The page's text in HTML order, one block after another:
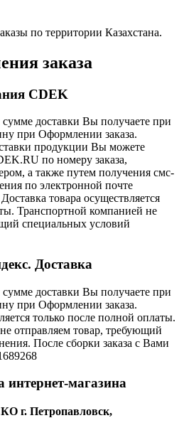
по территории Казахстана.
заказа
CDEK
доставки Вы получаете при
при Оформлении заказа.
продукции Вы можете
по номеру заказа,
а также путем получения смс-
по электронной почте
товара осуществляется
Транспортной компанией не
специальных условий
Доставка
доставки Вы получаете при
при Оформлении заказа.
только после полной оплаты.
отправляем товар, требующий
После сборки заказа с Вами
интернет-магазина
г. Петропавловск,